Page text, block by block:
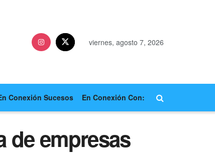
viernes, agosto 7, 2026
Conexión Sucesos En Conexión Con:
de empresas